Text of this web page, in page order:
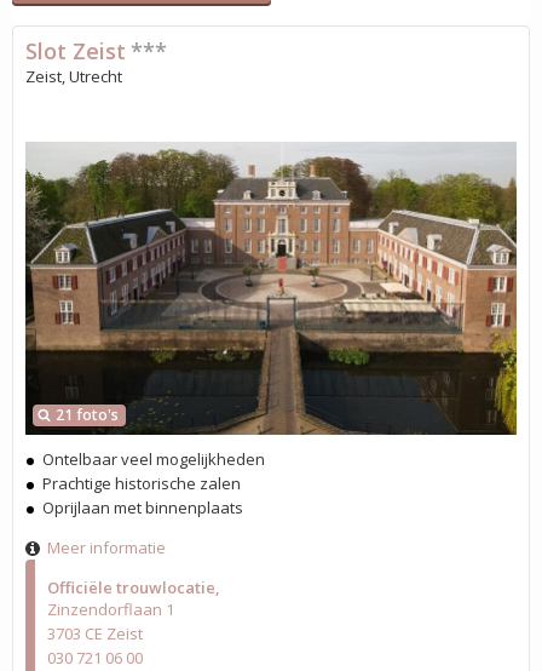
Officiële trouwlocatie
Zinzendorflaan 1
3703 CE Zeist
030 721 06 00
21 foto's
Slot Zeist ***
Zeist, Utrecht
Ontelbaar veel mogelijkheden
Prachtige historische zalen
Oprijlaan met binnenplaats
Meer informatie